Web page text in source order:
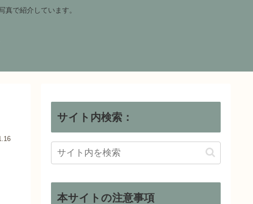
で紹介しています。
サイト内検索：
本サイトの注意事項